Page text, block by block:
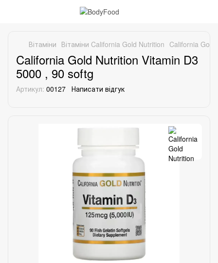
Вітаміни Вітаміни California Gold Nutrition California
California Gold Nutrition Vitamin D3
5000 , 90 softg
Артикул: 00127 Написати відгук